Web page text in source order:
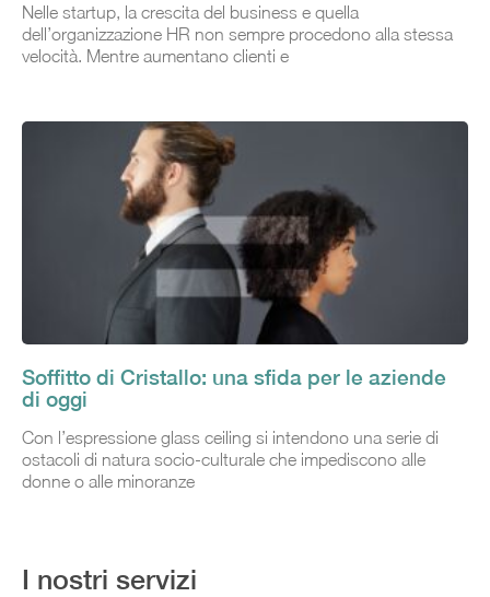
Nelle startup, la crescita del business e quella
dell’organizzazione HR non sempre procedono alla stessa
velocità. Mentre aumentano clienti e
Soffitto di Cristallo: una sfida per le aziende
di oggi
Con l’espressione glass ceiling si intendono una serie di
ostacoli di natura socio-culturale che impediscono alle
donne o alle minoranze
I nostri servizi